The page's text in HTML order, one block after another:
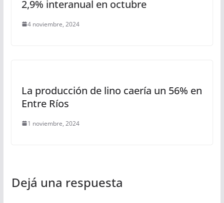
2,9% interanual en octubre
4 noviembre, 2024
La producción de lino caería un 56% en
Entre Ríos
1 noviembre, 2024
Dejá una respuesta